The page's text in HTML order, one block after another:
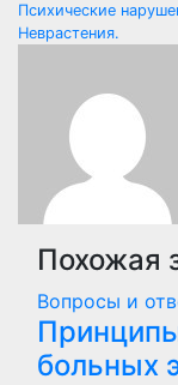
записям
Психические
Неврастения.
Похожая
Вопросы и
больных